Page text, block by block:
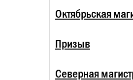
Октябрьская
Призыв
Северная